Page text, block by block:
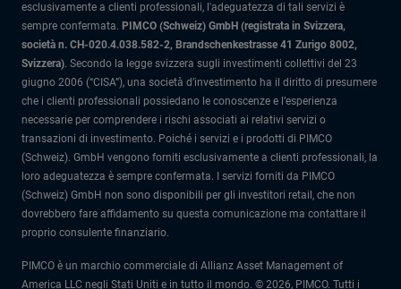
esclusivamente a clienti professionali, l'adeguatezza di tali servizi è
sempre confermata. PIMCO (Schweiz) GmbH (registrata in Svizzera,
società n. CH-020.4.038.582-2, Brandschenkestrasse 41 Zurigo 8002,
Svizzera). Secondo la legge svizzera sugli investimenti collettivi del 23
giugno 2006 (“CISA”), una società d’investimento ha il diritto di presumere
che i clienti professionali possiedano le conoscenze e l’esperienza
necessarie per comprendere i rischi associati ai relativi servizi o
transazioni di investimento. Poiché i servizi e i prodotti di PIMCO
(Schweiz). GmbH vengono forniti esclusivamente a clienti professionali, la
loro adeguatezza è sempre confermata.
I servizi forniti da PIMCO
(Schweiz) GmbH non sono disponibili per gli investitori retail, che non
dovrebbero fare affidamento su questa comunicazione ma contattare il
proprio consulente finanziario.
PIMCO è un marchio commerciale di Allianz Asset Management of
America LLC negli Stati Uniti e in tutto il mondo. © 2026, PIMCO. Tutti i